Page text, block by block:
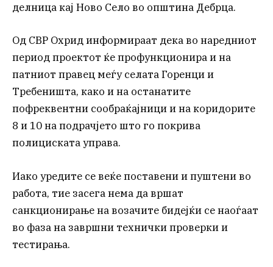
делница кај Ново Село во општина Дебрца.
Од СВР Охрид информираат дека во наредниот
период проектот ќе профункционира и на
патниот правец меѓу селата Горенци и
Требеништа, како и на останатите
пофреквентни сообраќајници и на коридорите
8 и 10 на подрачјето што го покрива
полициската управа.
Иако уредите се веќе поставени и пуштени во
работа, тие засега нема да вршат
санкционирање на возачите бидејќи се наоѓаат
во фаза на завршни технички проверки и
тестирања.